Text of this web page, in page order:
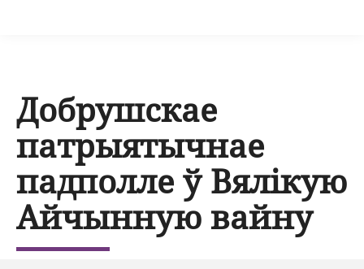
Добрушскае
патрыятычнае
падполле ў Вялікую
Айчынную вайну